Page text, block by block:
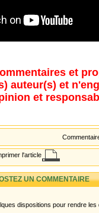
et
auteur(s) et
et
l'article
UN COMMENTAIRE
dispositions pour rendre